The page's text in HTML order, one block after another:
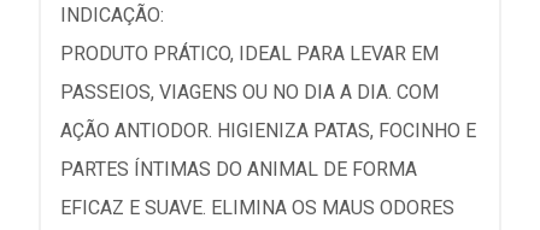
INDICAÇÃO:
PRODUTO PRÁTICO, IDEAL PARA LEVAR EM
PASSEIOS, VIAGENS OU NO DIA A DIA. COM
AÇÃO ANTIODOR. HIGIENIZA PATAS, FOCINHO E
PARTES ÍNTIMAS DO ANIMAL DE FORMA
EFICAZ E SUAVE. ELIMINA OS MAUS ODORES